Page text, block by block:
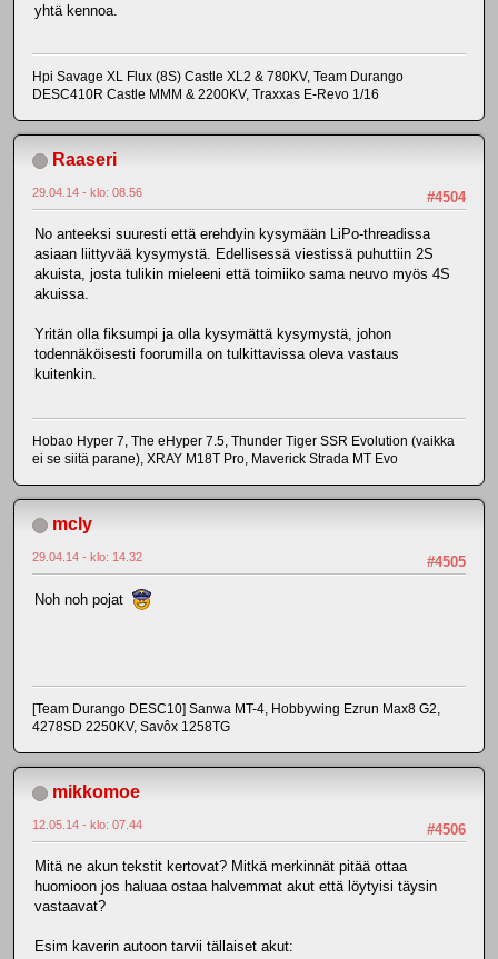
yhtä kennoa.
Hpi Savage XL Flux (8S) Castle XL2 & 780KV, Team Durango
DESC410R Castle MMM & 2200KV, Traxxas E-Revo 1/16
Raaseri
#4504
29.04.14 - klo: 08.56
No anteeksi suuresti että erehdyin kysymään LiPo-threadissa
asiaan liittyvää kysymystä. Edellisessä viestissä puhuttiin 2S
akuista, josta tulikin mieleeni että toimiiko sama neuvo myös 4S
akuissa.
Yritän olla fiksumpi ja olla kysymättä kysymystä, johon
todennäköisesti foorumilla on tulkittavissa oleva vastaus
kuitenkin.
Hobao Hyper 7, The eHyper 7.5, Thunder Tiger SSR Evolution (vaikka
ei se siitä parane), XRAY M18T Pro, Maverick Strada MT Evo
mcly
#4505
29.04.14 - klo: 14.32
Noh noh pojat
[Team Durango DESC10] Sanwa MT-4, Hobbywing Ezrun Max8 G2,
4278SD 2250KV, Savôx 1258TG
mikkomoe
#4506
12.05.14 - klo: 07.44
Mitä ne akun tekstit kertovat? Mitkä merkinnät pitää ottaa
huomioon jos haluaa ostaa halvemmat akut että löytyisi täysin
vastaavat?
Esim kaverin autoon tarvii tällaiset akut: